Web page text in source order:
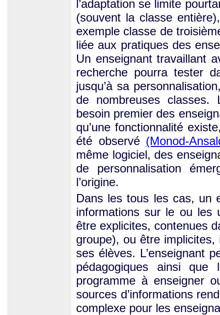
l’adaptation se limite
(souvent la classe
exemple classe de
liée aux pratiques des
Un enseignant travaillant
recherche pourra tester
jusqu’à sa
de nombreuses classes.
besoin premier des
qu’une fonctionnalité
été observé (Monod-
même logiciel, des
de personnalisation
l’origine.
Dans les tous les cas, un
informations sur le ou les
être explicites, contenues
groupe), ou être implicites,
ses élèves. L’enseignant
pédagogiques ainsi que
programme à enseigner
sources d’informations
complexe pour les